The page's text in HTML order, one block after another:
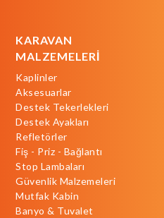
KARAVAN
MALZEMELERİ
Kaplinler
Aksesuarlar
Destek Tekerlekleri
Destek Ayakları
Refletörler
Fiş - Priz - Bağlantı
Stop Lambaları
Güvenlik Malzemeleri
Mutfak Kabin
Banyo & Tuvalet